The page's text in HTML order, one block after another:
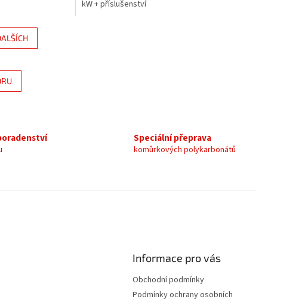
kW + příslušenství
Speciální přeprava
komůrkových polykarbonátů
Informace pro vás
Obchodní podmínky
Podmínky ochrany osobních